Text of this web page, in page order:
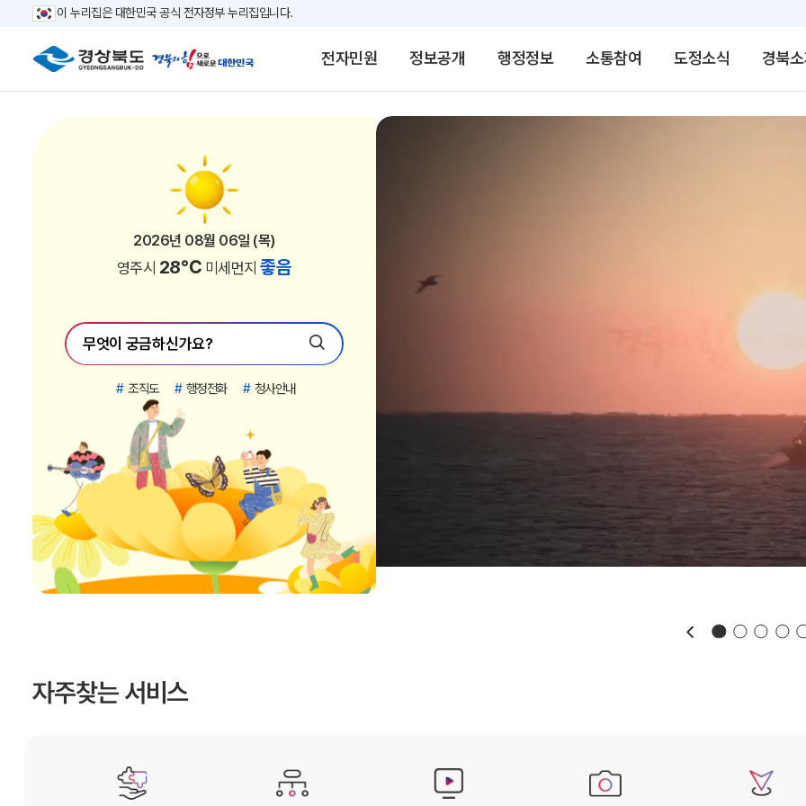
이 누리집은 대한민국 공식 전자정부 누리집입니다.
전자민원 정보공개 행정정보 소통참여 도정소식 경북
2026년 08월 06일 (목)
포항시31℃미세먼지 좋음
2026년 08월 06일 (목)
경주시31℃미세먼지 좋음
2026년 08월 06일 (목)
김천시 30℃ 미세먼지좋음
2026년 08월 06일 (목)
안동시 30℃ 미세먼지좋음
2026년 08월 06일 (목)
구미시 32℃ 미세먼지좋음
2026년 08월 06일 (목)
영주시 28℃ 미세먼지좋음
2026년 08월 06일 (목)
영천시 32℃ 미세먼지좋음
2026년 08월 06일 (목)
상주시 29℃ 미세먼지좋음
2026년 08월 06일 (목)
문경시 28℃ 미세먼지좋음
2026년 08월 06일 (목)
경산시 34℃ 미세먼지좋음
2026년 08월 06일 (목)
의성군31℃미세먼지 좋음
2026년 08월 06일 (목)
청송군 29℃ 미세먼지좋음
2026년 08월 06일 (목)
영양군 28℃ 미세먼지좋음
2026년 08월 06일 (목)
영덕군 27℃미세먼지 좋음
2026년 08월 06일 (목)
청도군 33℃ 미세먼지좋음
2026년 08월 06일 (목)
고령군 33℃ 미세먼지좋음
2026년 08월 06일 (목)
성주군 32℃ 미세먼지좋음
2026년 08월 06일 (목)
칠곡군 33℃ 미세먼지좋음
2026년 08월 06일 (목)
봉화군 27℃미세먼지 좋음
2026년 08월 06일 (목)
예천군 29℃ 미세먼지좋음
2026년 08월 06일 (목)
울진군 28℃ 미세먼지좋음
2026년 08월 06일 (목)
울릉군 27℃미세먼지 좋음
# 조직도 # 행정전화 # 청사안내
자주찾는 서비스